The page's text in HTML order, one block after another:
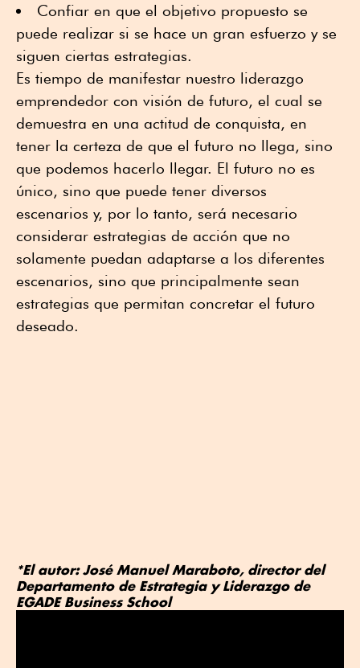
Confiar en que el objetivo propuesto se
puede realizar si se hace un gran esfuerzo y se
siguen ciertas estrategias.
Es tiempo de manifestar nuestro liderazgo
emprendedor con visión de futuro, el cual se
demuestra en una actitud de conquista, en
tener la certeza de que el futuro no llega, sino
que podemos hacerlo llegar. El futuro no es
único, sino que puede tener diversos
escenarios y, por lo tanto, será necesario
considerar estrategias de acción que no
solamente puedan adaptarse a los diferentes
escenarios, sino que principalmente sean
estrategias que permitan concretar el futuro
deseado.
*El autor: José Manuel Maraboto, director del
Departamento de Estrategia y Liderazgo de
EGADE Business School